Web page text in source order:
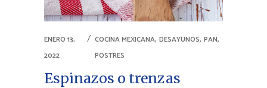
ENERO 13,
2022
COCINA MEXICANA, DESAYUNOS, PAN,
POSTRES
Espinazos o trenzas